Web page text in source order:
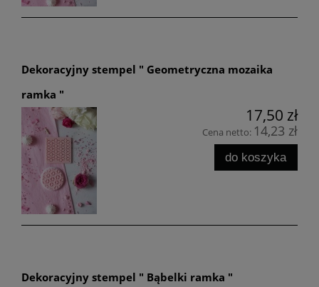
Dekoracyjny stempel " Geometryczna mozaika
ramka "
17,50 zł
Cena netto: 14,23 zł
do koszyka
Dekoracyjny stempel " Bąbelki ramka "